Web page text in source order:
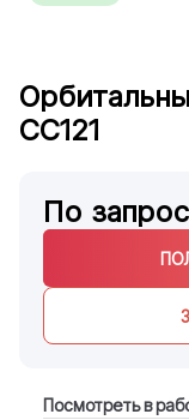
CC121
По
Посмотреть в